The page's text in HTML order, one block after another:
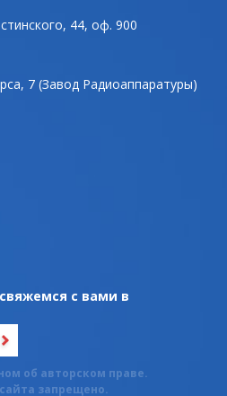
44, оф. 900
7 (Завод Радиоаппаратуры)
с вами в
об авторском праве.
запрещено.